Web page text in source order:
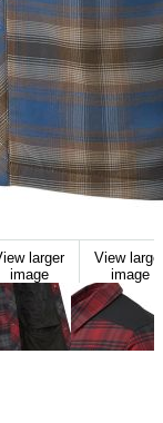
larger
image
View
image